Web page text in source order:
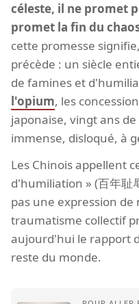
céleste, il ne promet
promet la fin du
cette promesse
précède : un siècle
de famines et
l'opium, les
japonaise, vingt ans
immense, disloqué, à
Les Chinois appellent
d'humiliation » (百年耻
pas une expression de
traumatisme collectif
aujourd'hui le rapport
reste du monde.